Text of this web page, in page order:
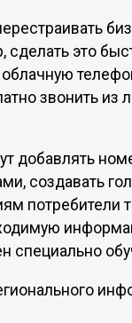
сделать это
звонить из
добавлять
создавать
потребители
специально